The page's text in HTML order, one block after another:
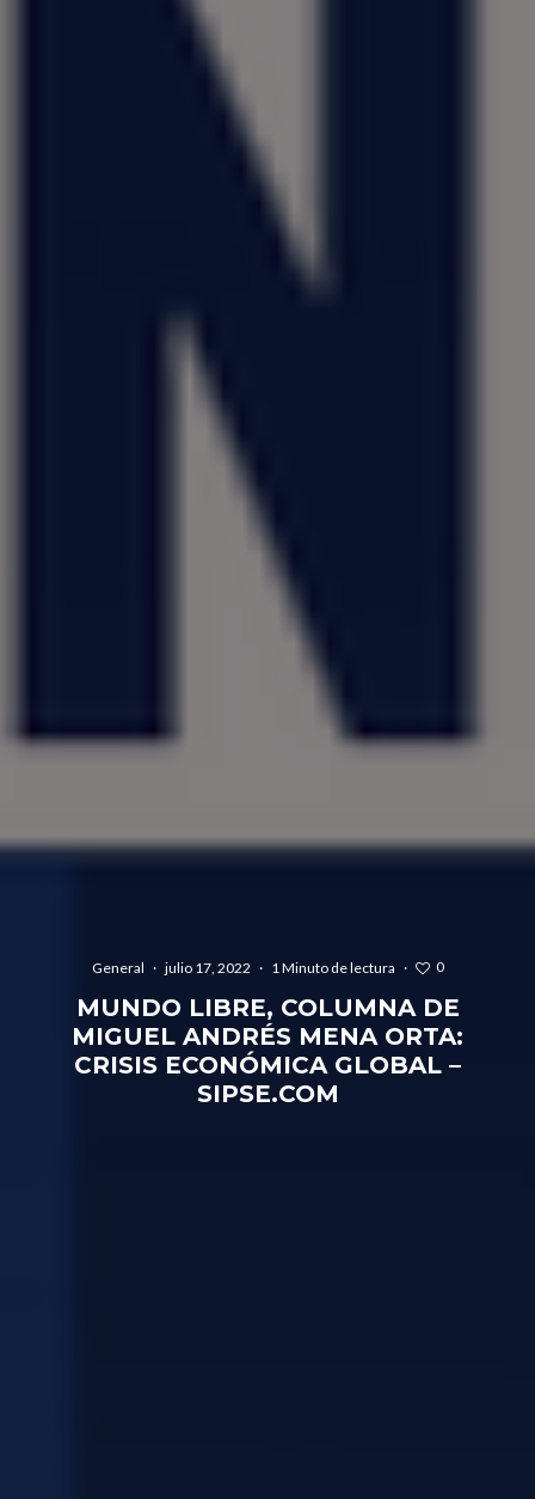
General · julio 17, 2022 · 1 Minuto de lectura · 0
MUNDO LIBRE, COLUMNA DE
MIGUEL ANDRÉS MENA ORTA:
CRISIS ECONÓMICA GLOBAL –
SIPSE.COM